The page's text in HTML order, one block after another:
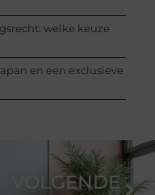
welke keuze
en een exclusieve
VOLGENDE